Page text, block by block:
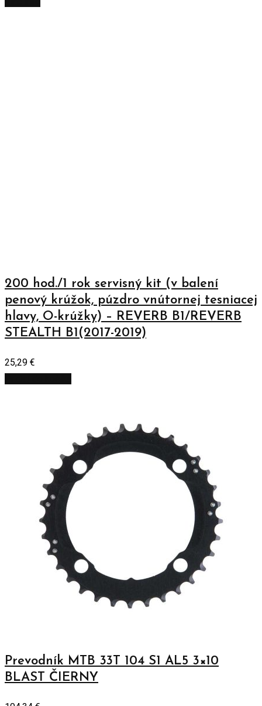
200 hod./1 rok servisný kit (v balení
penový krúžok, púzdro vnútornej tesniacej
hlavy, O-krúžky) – REVERB B1/REVERB
STEALTH B1(2017-2019)
25,29 €
Prevodník MTB 33T 104 S1 AL5 3×10
BLAST ČIERNY